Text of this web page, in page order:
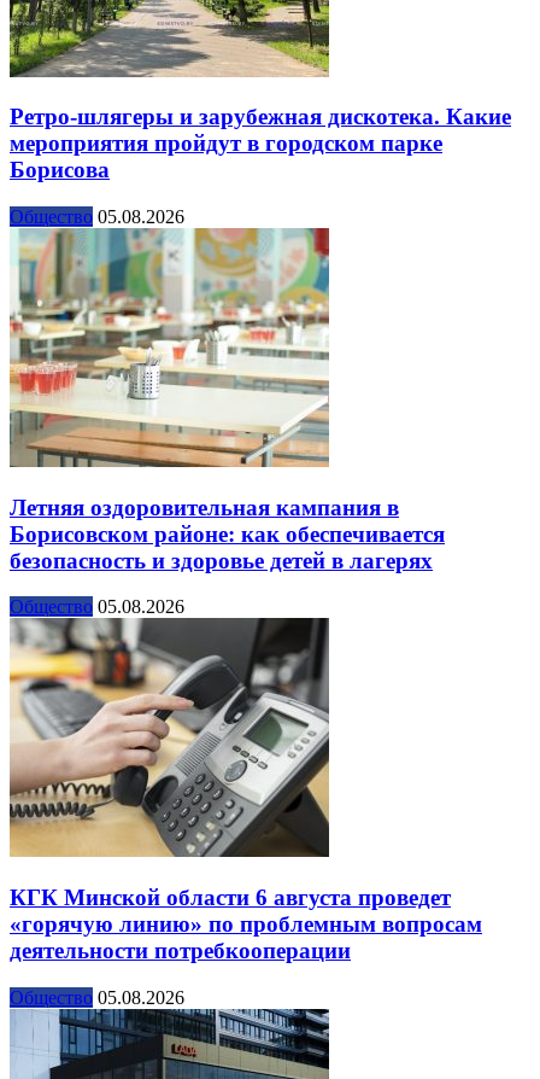
Ретро-шлягеры и зарубежная дискотека. Какие
мероприятия пройдут в городском парке
Борисова
Общество 05.08.2026
Летняя оздоровительная кампания в
Борисовском районе: как обеспечивается
безопасность и здоровье детей в лагерях
Общество 05.08.2026
КГК Минской области 6 августа проведет
«горячую линию» по проблемным вопросам
деятельности потребкооперации
Общество 05.08.2026